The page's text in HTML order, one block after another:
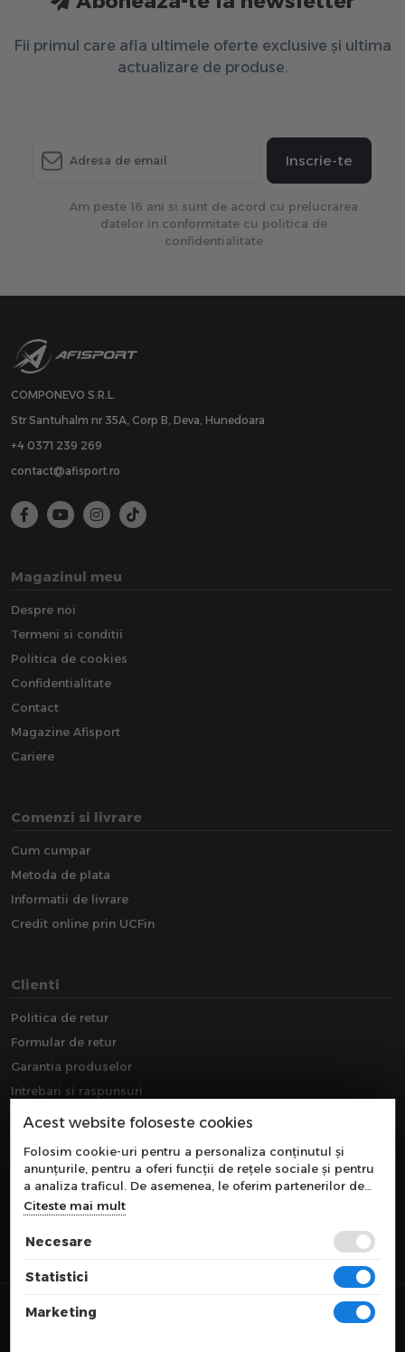
Fii primul care afla ultimele oferte exclusive și ultima
actualizare de produse.
Inscrie-te
Am peste 16 ani si sunt de acord cu prelucrarea
datelor in conformitate cu politica de
confidentialitate
COMPONEVO S.R.L.
Str Santuhalm nr 35A, Corp B, Deva, Hunedoara
+4 0371 239 269
contact@afisport.ro
Magazinul meu
Despre noi
Termeni si conditii
Politica de cookies
Confidentialitate
Contact
Magazine Afisport
Cariere
Comenzi si livrare
Cum cumpar
Metoda de plata
Informatii de livrare
Credit online prin UCFin
Clienti
Politica de retur
Formular de retur
Garantia produselor
Intrebari si raspunsuri
Downloads
Acest website foloseste cookies
Folosim cookie-uri pentru a personaliza conținutul și
anunțurile, pentru a oferi funcții de rețele sociale și pentru
a analiza traficul. De asemenea, le oferim partenerilor de
rețele sociale, de publicitate și de analize informații cu
privire la modul în care folosiți site-ul nostru. Aceștia le
pot combina cu alte informații oferite de dvs. sau culese în
Citeste mai mult
Necesare
Statistici
Marketing